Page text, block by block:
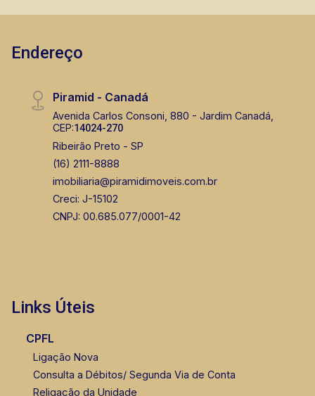
Endereço
Piramid - Canadá
Avenida Carlos Consoni, 880 - Jardim Canadá,
CEP:14024-270
Ribeirão Preto - SP
(16) 2111-8888
imobiliaria@piramidimoveis.com.br
Creci: J-15102
CNPJ: 00.685.077/0001-42
Links Úteis
CPFL
Ligação Nova
Consulta a Débitos/ Segunda Via de Conta
Religação da Unidade